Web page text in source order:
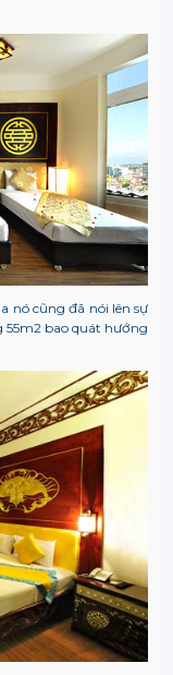
nó cũng đã nói lên sự
55m2 bao quát hướng